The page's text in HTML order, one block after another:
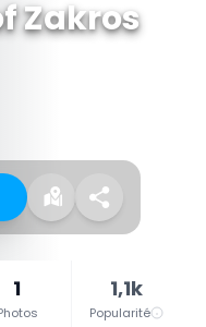
Zakros
1 1,1k
Popularité